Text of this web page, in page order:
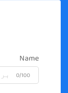
Name
0/100